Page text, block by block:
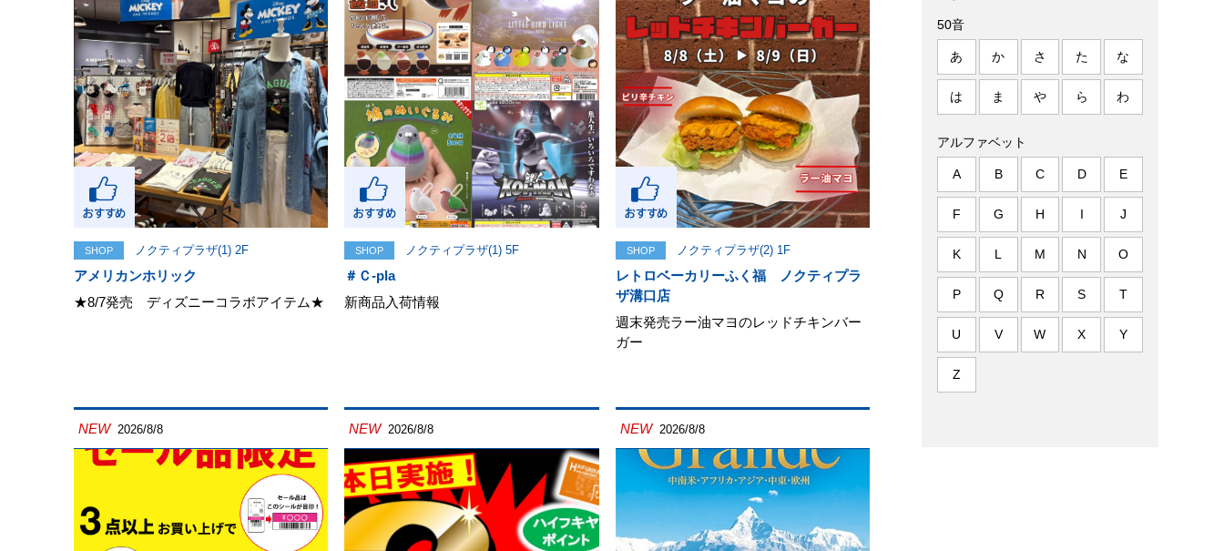
SHOP ノクティプラザ(1) 2F
アメリカンホリック
★8/7発売 ディズニーコラボアイテム★
SHOP ノクティプラザ(1) 5F
＃Ｃ-pla
新商品入荷情報
SHOP ノクティプラザ(2) 1F
レトロベーカリーふく福 ノクティプラ
ザ溝口店
週末発売ラー油マヨのレッドチキンバー
ガー
NEW 2026/8/8 NEW 2026/8/8 NEW 2026/8/8
50音
あ か さ た な
は ま や ら わ
アルファベット
A B C D E
F G H I J
K L M N O
P Q R S T
U V W X Y
Z